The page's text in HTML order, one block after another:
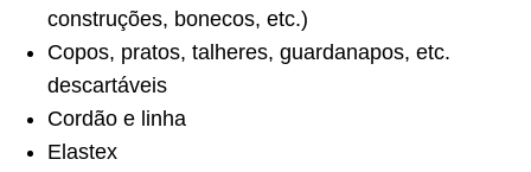
construções, bonecos, etc.)
Copos, pratos, talheres, guardanapos, etc.
descartáveis
Cordão e linha
Elastex